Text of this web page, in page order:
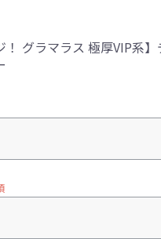
！ グラマラス 極厚VIP系